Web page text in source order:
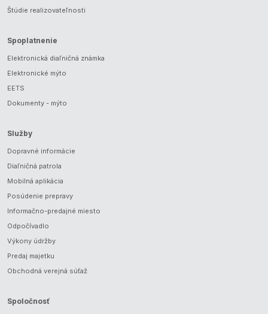
Štúdie realizovateľnosti
Spoplatnenie
Elektronická diaľničná známka
Elektronické mýto
EETS
Dokumenty - mýto
Služby
Dopravné informácie
Diaľničná patrola
Mobilná aplikácia
Posúdenie prepravy
Informačno-predajné miesto
Odpočívadlo
Výkony údržby
Predaj majetku
Obchodná verejná súťaž
Spoločnosť